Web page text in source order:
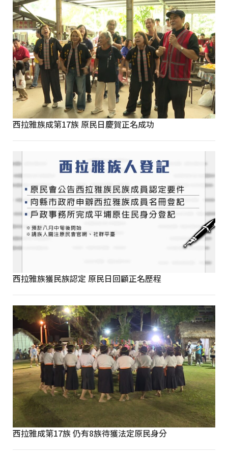
西拉雅族成第17族 原民日慶賀正名成功
西拉雅族獲民族認定 原民日回顧正名歷程
西拉雅成第17族 仍有8族待獲法定原民身分